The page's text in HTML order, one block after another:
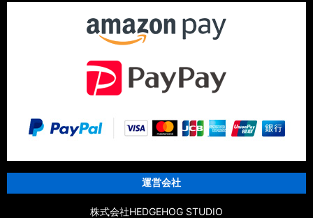
運営会社
株式会社HEDGEHOG STUDIO